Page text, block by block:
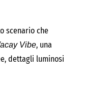
scenario che
Vibe, una
dettagli luminosi